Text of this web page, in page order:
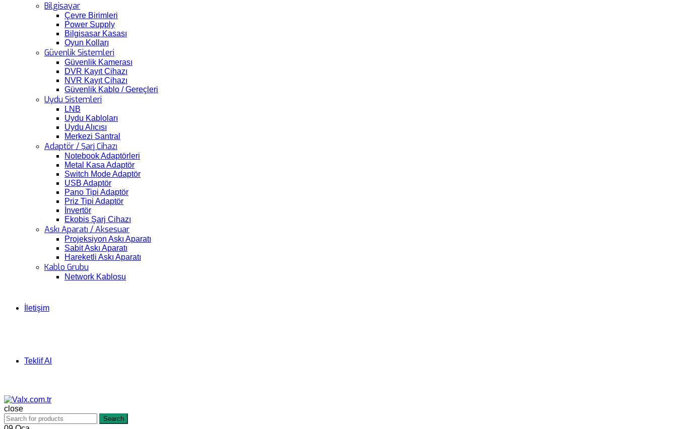
Bilgisayar
Çevre Birimleri
Power Supply
Bilgisasar Kasası
Oyun Kolları
Güvenlik Sistemleri
Güvenlik Kamerası
DVR Kayıt Cihazı
NVR Kayıt Cihazı
Güvenlik Kablo / Gereçleri
Uydu Sistemleri
LNB
Uydu Kabloları
Uydu Alıcısı
Merkezi Santral
Adaptör / Şarj Cihazı
Notebook Adaptörleri
Metal Kasa Adaptör
Switch Mode Adaptör
USB Adaptör
Pano Tipi Adaptör
Priz Tipi Adaptör
İnvertör
Ekobis Şarj Cihazı
Askı Aparatı / Aksesuar
Projeksiyon Askı Aparatı
Sabit Askı Aparatı
Hareketli Askı Aparatı
Kablo Grubu
Network Kablosu
İletişim
Teklif Al
close
Search